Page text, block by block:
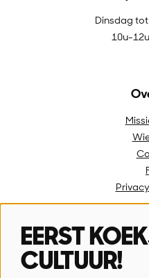
Dinsdag
10u-
EERST
CULTUUR!